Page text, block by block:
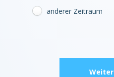
anderer Zeitraum
Weiter